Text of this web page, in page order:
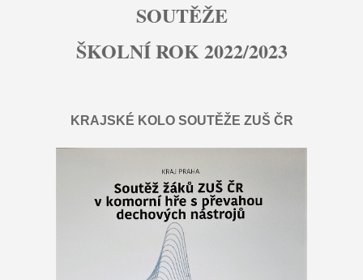
SOUTĚŽE
ŠKOLNÍ ROK 2022/2023
KRAJSKÉ KOLO SOUTĚŽE ZUŠ ČR